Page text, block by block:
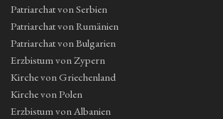
Patriarchat von Serbien
Patriarchat von Rumänien
Patriarchat von Bulgarien
Erzbistum von Zypern
Kirche von Griechenland
Kirche von Polen
Erzbistum von Albanien